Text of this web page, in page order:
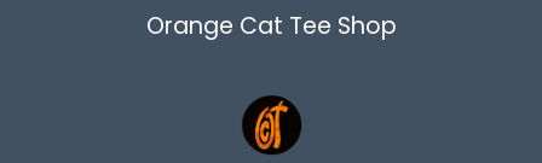
Orange Cat Tee Shop